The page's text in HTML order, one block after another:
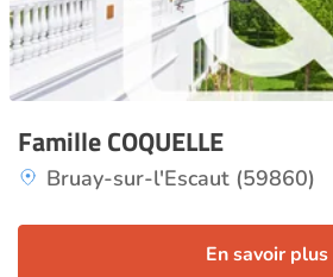
Famille COQUELLE
Bruay-sur-l'Escaut (59860)
En savoir plus